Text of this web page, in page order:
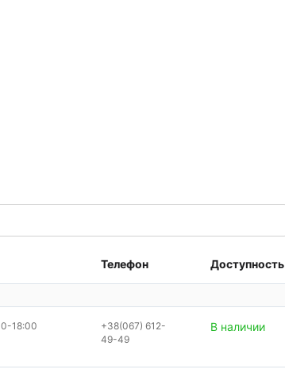
Телефон Доступность
18:00
+38(067) 612-
49-49
В наличии